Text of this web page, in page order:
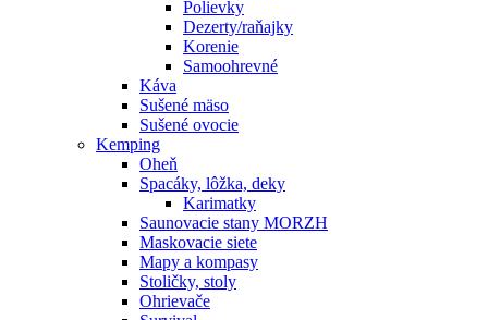
Polievky
Dezerty/raňajky
Korenie
Samoohrevné
Káva
Sušené mäso
Sušené ovocie
Kemping
Oheň
Spacáky, lôžka, deky
Karimatky
Saunovacie stany MORZH
Maskovacie siete
Mapy a kompasy
Stoličky, stoly
Ohrievače